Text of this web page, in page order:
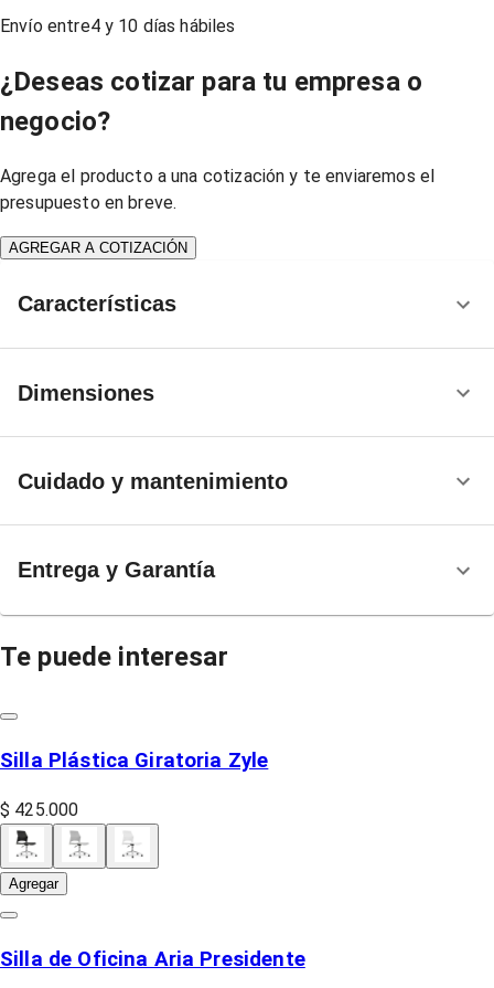
Envío entre4y 10 días hábiles
¿Deseas cotizar para tu empresa o
negocio?
Agrega el producto a una cotización y te enviaremos el
presupuesto en breve.
AGREGAR A COTIZACIÓN
Características
Dimensiones
Cuidado y mantenimiento
Entrega y Garantía
Te puede interesar
Silla Plástica Giratoria Zyle
$ 425.000
Agregar
Silla de Oficina Aria Presidente